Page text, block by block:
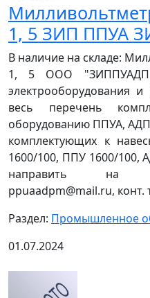
1, 5 ЗИП ППУА
В наличие на складе:
1, 5 ООО
электрооборудования
весь перечень
оборудованию ППУА,
комплектующих к
1600/100, ППУ 1600/100,
направить на
ppuaadpm@mail.ru, конт.
Раздел: Промышленное
01.07.2024